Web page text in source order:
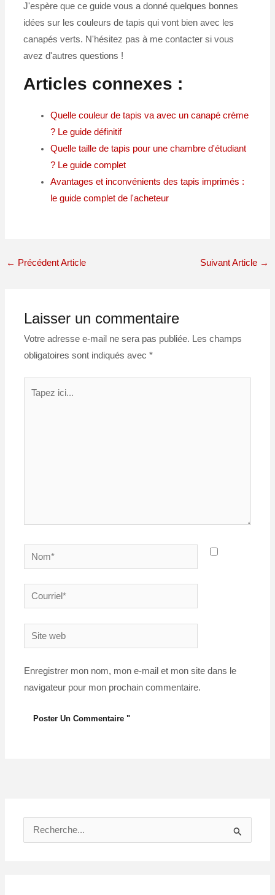
J'espère que ce guide vous a donné quelques bonnes
idées sur les couleurs de tapis qui vont bien avec les
canapés verts. N'hésitez pas à me contacter si vous
avez d'autres questions !
Articles connexes :
Quelle couleur de tapis va avec un canapé crème
? Le guide définitif
Quelle taille de tapis pour une chambre d'étudiant
? Le guide complet
Avantages et inconvénients des tapis imprimés :
le guide complet de l'acheteur
← Précédent Article Suivant Article →
Laisser un commentaire
Votre adresse e-mail ne sera pas publiée. Les champs
obligatoires sont indiqués avec*
Nom*
Courriel*
Site
web
Enregistrer mon nom, mon e-mail et mon site dans le
navigateur pour mon prochain commentaire.